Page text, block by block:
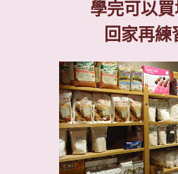
學完可以
回家再練